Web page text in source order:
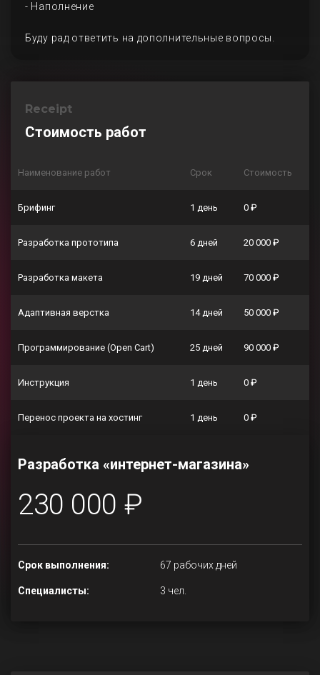
- Наполнение
Буду рад ответить на дополнительные вопросы.
Receipt
Стоимость работ
Наименование работ Срок Стоимость
Брифинг 1 день 0 ₽
Разработка прототипа 6 дней 20 000 ₽
Разработка макета 19 дней 70 000 ₽
Адаптивная верстка 14 дней 50 000 ₽
Программирование (Open Cart) 25 дней 90 000 ₽
Инструкция 1 день 0 ₽
Перенос проекта на хостинг 1 день 0 ₽
Разработка «интернет-магазина»
230 000 ₽
Срок выполнения: 67 рабочих дней
Специалисты: 3 чел.